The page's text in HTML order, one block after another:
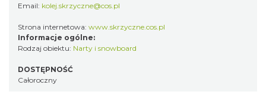
Email: kolej.skrzyczne@cos.pl
Strona internetowa: www.skrzyczne.cos.pl
Informacje ogólne:
Rodzaj obiektu: Narty i snowboard
DOSTĘPNOŚĆ
Całoroczny